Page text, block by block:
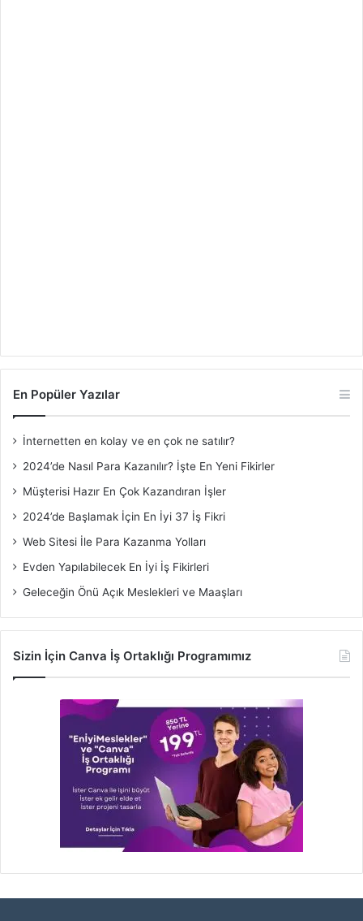
En Popüler Yazılar
İnternetten en kolay ve en çok ne satılır?
2024’de Nasıl Para Kazanılır? İşte En Yeni Fikirler
Müşterisi Hazır En Çok Kazandıran İşler
2024’de Başlamak İçin En İyi 37 İş Fikri
Web Sitesi İle Para Kazanma Yolları
Evden Yapılabilecek En İyi İş Fikirleri
Geleceğin Önü Açık Meslekleri ve Maaşları
Sizin İçin Canva İş Ortaklığı Programımız